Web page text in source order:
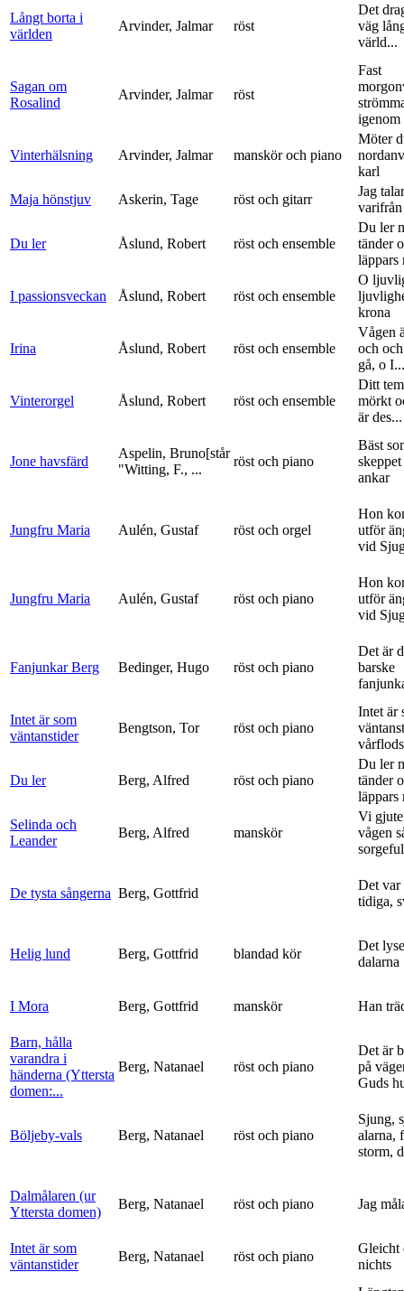
Långt borta i
världen
Arvinder, Jalmar röst
Det
väg
värld...
Sagan om
Rosalind
Arvinder, Jalmar röst
Fast
igenom
Vinterhälsning Arvinder, Jalmar manskör och piano
Möter
karl
Maja hönstjuv
Askerin, Tage röst och gitarr
Jag
Du ler Åslund, Robert röst och ensemble
Du ler
tänder
läppars
I passionsveckan Åslund, Robert röst och ensemble
O
krona
Irina Åslund, Robert röst och ensemble
Vågen
och
gå, o I...
Vinterorgel Åslund, Robert röst och ensemble
Ditt
mörkt
är des...
Jone havsfärd
Aspelin, Bruno[står
"Witting, F., ...
röst och piano
Bäst
ankar
Jungfru Maria Aulén, Gustaf röst och orgel
Hon
utför
vid
Jungfru Maria Aulén, Gustaf röst och piano
Hon
utför
vid
Fanjunkar Berg Bedinger, Hugo röst och piano
Det är
barske
Intet är som
väntanstider
Bengtson, Tor röst och piano
Intet är
Du ler Berg, Alfred röst och piano
Du ler
tänder
läppars
Selinda och
Leander
Berg, Alfred manskör
Vi
vågen
De tysta sångerna Berg, Gottfrid
Det var
tidiga,
Helig lund Berg, Gottfrid blandad kör
Det
dalarna
I Mora Berg, Gottfrid manskör Han
Barn, hålla
varandra i
händerna (Yttersta
domen:...
Berg, Natanael röst och piano
Det är
på
Guds
Böljeby-vals Berg, Natanael röst och piano
Sjung,
alarna,
storm,
Dalmålaren (ur
Yttersta domen)
Berg, Natanael röst och piano Jag
Intet är som
väntanstider
Berg, Natanael röst och piano
Gleicht
nichts